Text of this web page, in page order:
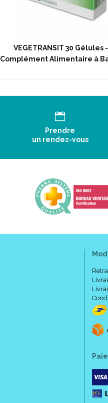
VEGETRANSIT 30 Gélules -
Complément Alimentaire à
Prendre
un rendez-vous